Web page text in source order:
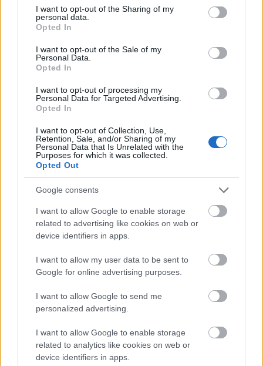
not limited to your visit or usage behaviour. You may click to
grant or deny consent to Google and its third-party tags to
use your data for below specified purposes in below Google
consent section.
I want to opt-out of the Sharing of my
personal data.
Opted In
I want to opt-out of the Sale of my
Personal Data.
Opted In
I want to opt-out of processing my
Personal Data for Targeted Advertising.
Opted In
I want to opt-out of Collection, Use,
Retention, Sale, and/or Sharing of my
Personal Data that Is Unrelated with the
Purposes for which it was collected.
Opted Out
Google consents
I want to allow Google to enable storage
related to advertising like cookies on web or
device identifiers in apps.
I want to allow my user data to be sent to
Google for online advertising purposes.
I want to allow Google to send me
personalized advertising.
I want to allow Google to enable storage
related to analytics like cookies on web or
device identifiers in apps.